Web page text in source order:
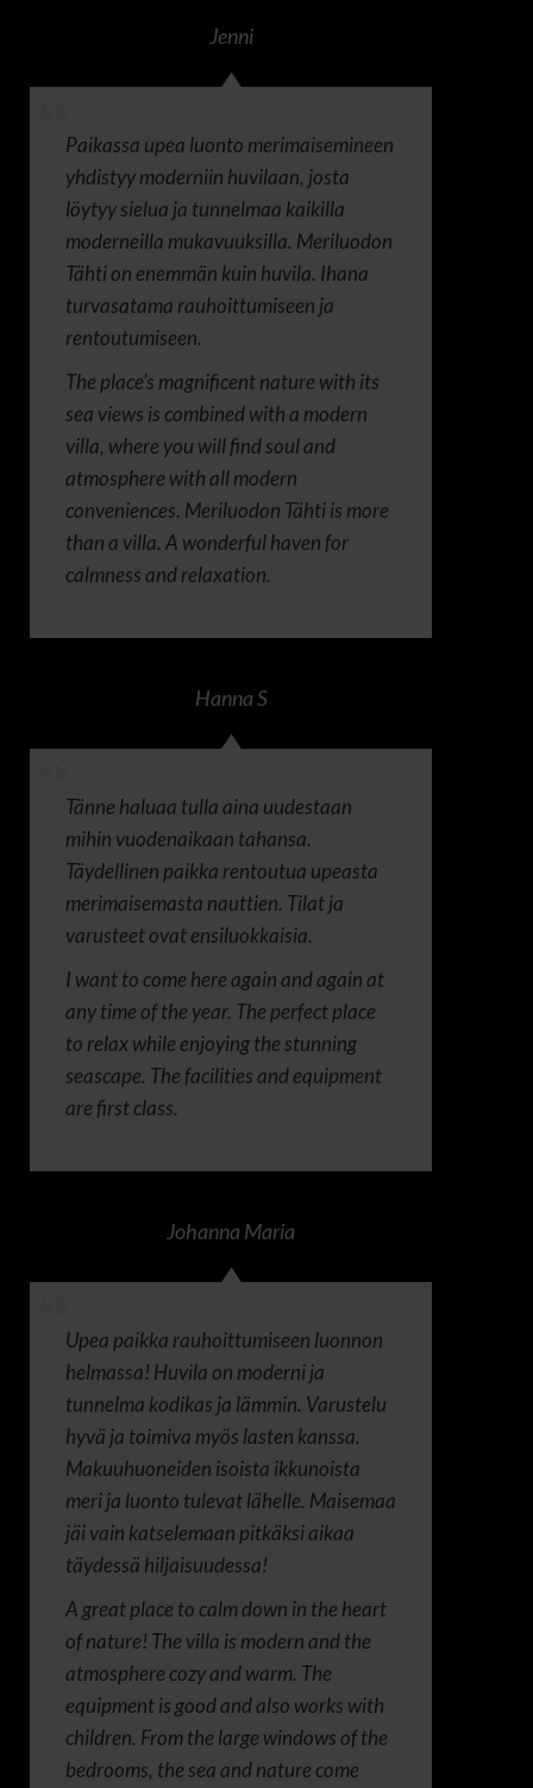
Jenni
Paikassa upea luonto merimaisemineen
yhdistyy moderniin huvilaan, josta
löytyy sielua ja tunnelmaa kaikilla
moderneilla mukavuuksilla. Meriluodon
Tähti on enemmän kuin huvila. Ihana
turvasatama rauhoittumiseen ja
rentoutumiseen.
The place’s magnificent nature with its
sea views is combined with a modern
villa, where you will find soul and
atmosphere with all modern
conveniences. Meriluodon Tähti is more
than a villa. A wonderful haven for
calmness and relaxation.
Hanna S
Tänne haluaa tulla aina uudestaan
mihin vuodenaikaan tahansa.
Täydellinen paikka rentoutua upeasta
merimaisemasta nauttien. Tilat ja
varusteet ovat ensiluokkaisia.
I want to come here again and again at
any time of the year. The perfect place
to relax while enjoying the stunning
seascape. The facilities and equipment
are first class.
Johanna Maria
Upea paikka rauhoittumiseen luonnon
helmassa! Huvila on moderni ja
tunnelma kodikas ja lämmin. Varustelu
hyvä ja toimiva myös lasten kanssa.
Makuuhuoneiden isoista ikkunoista
meri ja luonto tulevat lähelle. Maisemaa
jäi vain katselemaan pitkäksi aikaa
täydessä hiljaisuudessa!
A great place to calm down in the heart
of nature! The villa is modern and the
atmosphere cozy and warm. The
equipment is good and also works with
children. From the large windows of the
bedrooms, the sea and nature come